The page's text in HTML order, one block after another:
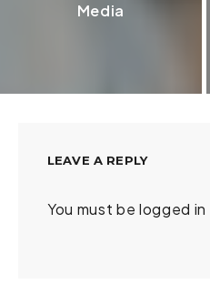
Media
LEAVE A REPLY
You must be logged in